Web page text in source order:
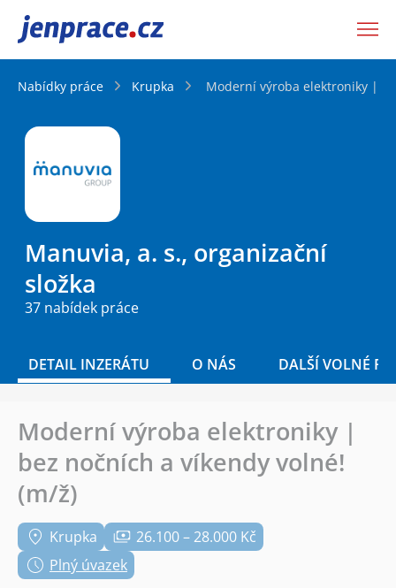
JenPráce.cz
Nabídky práce Krupka Moderní výroba elektroniky |
Manuvia, a. s., organizační
složka
37 nabídek práce
DETAIL INZERÁTU O NÁS DALŠÍ VOLNÉ
Moderní výroba elektroniky |
bez nočních a víkendy volné!
(m/ž)
Krupka
26.100 – 28.000 Kč
Plný úvazek